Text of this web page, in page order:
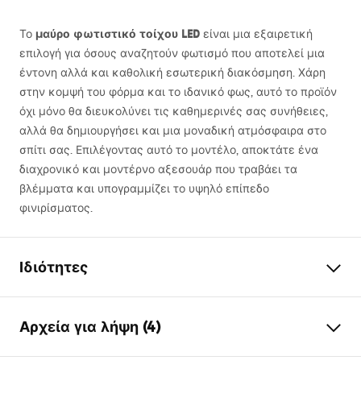
Το μαύρο φωτιστικό τοίχου LED είναι μια εξαιρετική
επιλογή για όσους αναζητούν φωτισμό που αποτελεί μια
έντονη αλλά και καθολική εσωτερική διακόσμηση. Χάρη
στην κομψή του φόρμα και το ιδανικό φως, αυτό το προϊόν
όχι μόνο θα διευκολύνει τις καθημερινές σας συνήθειες,
αλλά θα δημιουργήσει και μια μοναδική ατμόσφαιρα στο
σπίτι σας. Επιλέγοντας αυτό το μοντέλο, αποκτάτε ένα
διαχρονικό και μοντέρνο αξεσουάρ που τραβάει τα
βλέμματα και υπογραμμίζει το υψηλό επίπεδο
φινιρίσματος.
Ιδιότητες
Τύπος λαμπτήρα
Μήκος (mm)
800mm
Αρχεία για λήψη (4)